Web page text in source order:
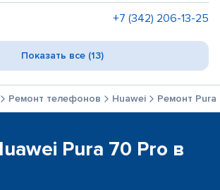
+7 (342) 206-13-25
Показать все (13)
Ремонт телефонов Huawei Ремонт
Pura 70 Pro в